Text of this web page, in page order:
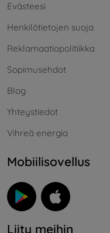
Evästeesi
Henkilötietojen suoja
Reklamaatiopolitiikka
Sopimusehdot
Blog
Yhteystiedot
Vihreä energia
Mobiilisovellus
Liity meihin